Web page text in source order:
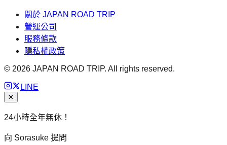
關於 JAPAN ROAD TRIP
營運公司
服務條款
隱私權政策
© 2026 JAPAN ROAD TRIP. All rights reserved.
LINE
✕
24小時全年無休！
向 Sorasuke 提問